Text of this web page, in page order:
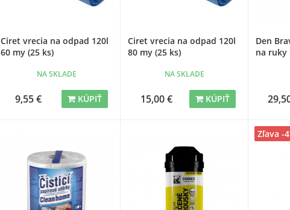
Ciret vrecia na odpad 120l
60 my (25 ks)
NA SKLADE
9,55 € KÚPIŤ
Ciret vrecia na odpad 120l
80 my (25 ks)
NA SKLADE
15,00 € KÚPIŤ
Den
na ruky
Zľava -